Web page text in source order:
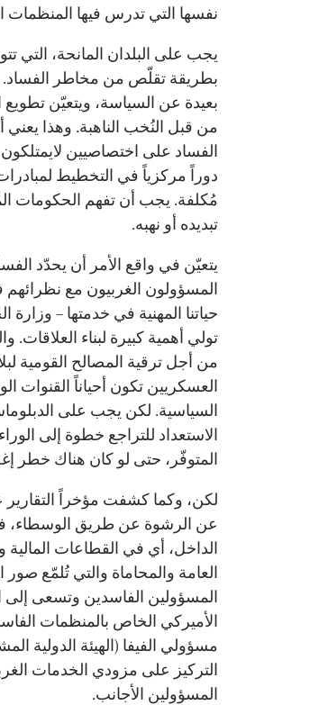
نفسها التي تدرس فيها المنظمات
يجب على البلدان المانحة، التي
بطريقة تقلّص من مخاطر الفساد.
بعيدة عن السياسة، ويتعيّن تطويع
من قبل النُخب الناهبة. وهذا
الفساد على اختصاصيين
دوراً مركزياً في التخطيط
مُكلفة. يجب أن تفهم الحكومات
تبديده أو نهبه.
يتعيّن في واقع الأمر أن يحدّد
المسؤولون الغربيون مع نظرائهم
حياتنا المهنية في خدمتها – وزارة
تولي أهمية كبيرة لبناء
من أجل ترقية المصالح القومية
العسكريين تكون أحياناً
السياسية. لكن يجب على
الاستعداد للتراجع خطوة إلى
المتوفّر، حتى لو كان هناك خطر
لكن، وكما كشفت مؤخراً التقارير
عن الرشوة عن طريق الوسطاء،
الداخل، أي في القطاعات المالية
العامة والمحاماة والتي تُلمّع
المسؤولين الفاسدين وتسعى إلى
الأميركي الخاص بالمنظمات
مسؤولي الفيفا (الهيئة
التركيز على مزودي الخدمات
المسؤولين الأجانب.